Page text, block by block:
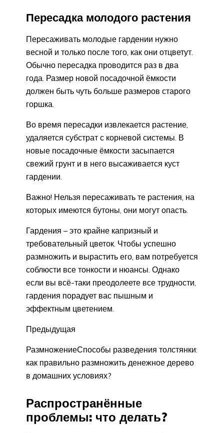
Пересадка молодого растения
Пересаживать молодые гардении нужно
весной и только после того, как они отцветут.
Обычно пересадка проводится раз в два
года. Размер новой посадочной ёмкости
должен быть чуть больше размеров старого
горшка.
Во время пересадки извлекается растение,
удаляется субстрат с корневой системы. В
новые посадочные ёмкости засыпается
свежий грунт и в него высаживается куст
гардении.
Важно! Нельзя пересаживать те растения, на
которых имеются бутоны, они могут опасть.
Гардения – это крайне капризный и
требовательный цветок. Чтобы успешно
размножить и вырастить его, вам потребуется
соблюсти все тонкости и нюансы. Однако
если вы всё-таки преодолеете все трудности,
гардения порадует вас пышным и
эффектным цветением.
Предыдущая
РазмножениеСпособы разведения толстянки:
как правильно размножить денежное дерево
в домашних условиях?
Распространённые
проблемы: что делать?